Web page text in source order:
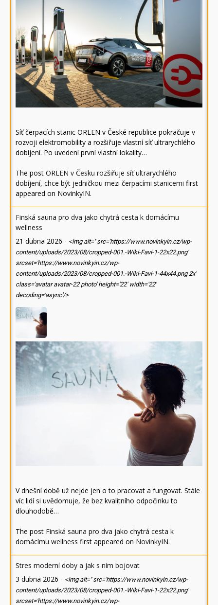
Síť čerpacích stanic ORLEN v České republice pokračuje v
rozvoji elektromobility a rozšiřuje vlastní síť ultrarychlého
dobíjení. Po uvedení první vlastní lokality…
The post ORLEN v Česku rozšiřuje síť ultrarychlého
dobíjení, chce být jedničkou mezi čerpacími stanicemi first
appeared on NovinkyIN.
Finská sauna pro dva jako chytrá cesta k domácímu
wellness
21 dubna 2026 - <img alt='' src='https://www.novinkyin.cz/wp-
content/uploads/2023/08/cropped-001.-Wiki-Favi-1-22x22.png'
srcset='https://www.novinkyin.cz/wp-
content/uploads/2023/08/cropped-001.-Wiki-Favi-1-44x44.png 2x'
class='avatar avatar-22 photo' height='22' width='22'
decoding='async'/>
V dnešní době už nejde jen o to pracovat a fungovat. Stále
víc lidí si uvědomuje, že bez kvalitního odpočinku to
dlouhodobě…
The post Finská sauna pro dva jako chytrá cesta k
domácímu wellness first appeared on NovinkyIN.
Stres moderní doby a jak s ním bojovat
3 dubna 2026 - <img alt='' src='https://www.novinkyin.cz/wp-
content/uploads/2023/08/cropped-001.-Wiki-Favi-1-22x22.png'
srcset='https://www.novinkyin.cz/wp-